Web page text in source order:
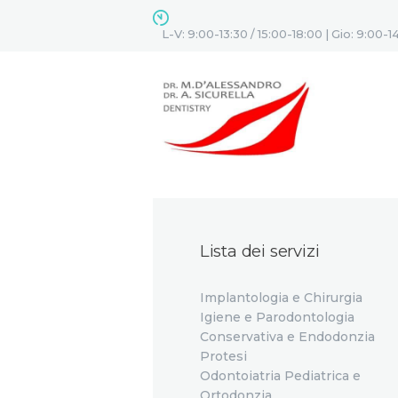
L-V: 9:00-13:30 / 15:00-18:00 | Gio: 9:00-
Lista dei servizi
Implantologia e Chirurgia
Igiene e Parodontologia
Conservativa e Endodonzia
Protesi
Odontoiatria Pediatrica e